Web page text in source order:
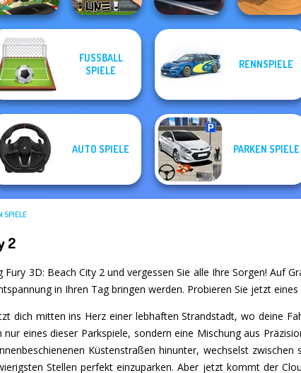
Climb Pixel
Car
Parking Line
Highway Cars
Traffic Racer
City Driver:
FUSSBALL S
PIELE
RENNSPIELE
AUTO SPIELE PARKEN SPIELE
SPIELE
2
3D: Beach City 2 und vergessen Sie alle Ihre Sorgen! Auf
in Ihren Tag bringen werden. Probieren Sie jetzt
dich mitten ins Herz einer lebhaften Strandstadt, wo deine
eines dieser Parkspiele, sondern eine Mischung aus
Küstenstraßen hinunter, wechselst zwischen
Stellen perfekt einzuparken. Aber jetzt kommt der